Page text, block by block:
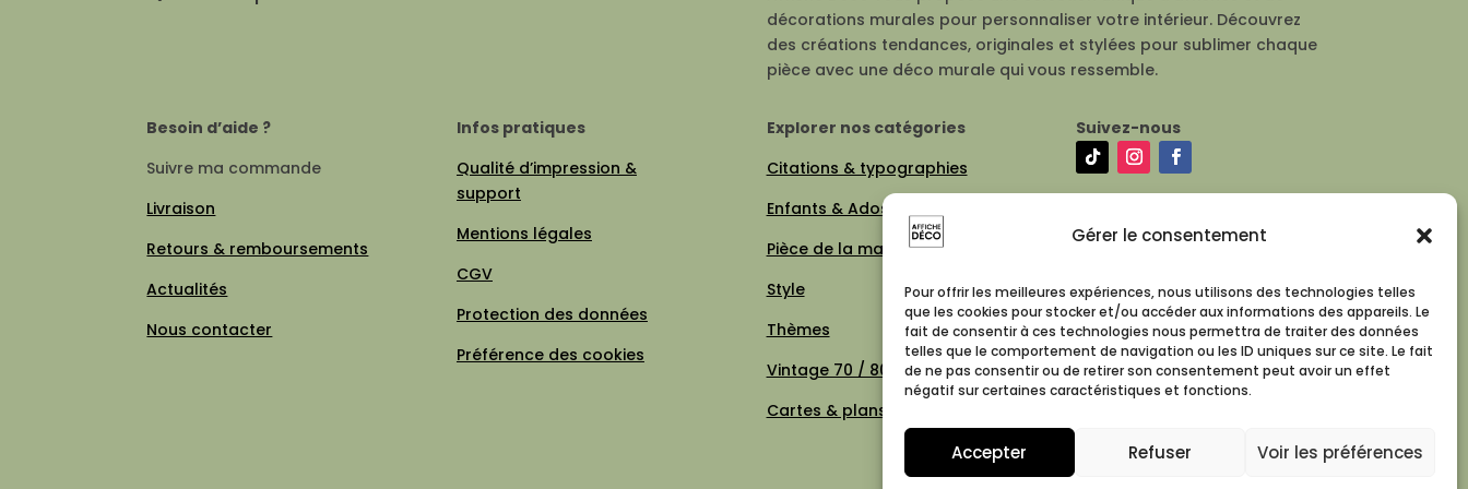
Gérer le consentement
Pour offrir les meilleures expériences, nous utilisons des technologies telles
que les cookies pour stocker et/ou accéder aux informations des appareils. Le
fait de consentir à ces technologies nous permettra de traiter des données
telles que le comportement de navigation ou les ID uniques sur ce site. Le fait
de ne pas consentir ou de retirer son consentement peut avoir un effet
négatif sur certaines caractéristiques et fonctions.
Accepter Refuser Voir les préférences
décorations murales pour personnaliser votre intérieur. Découvrez
des créations tendances, originales et stylées pour sublimer chaque
pièce avec une déco murale qui vous ressemble.
Besoin d’aide ?
Suivre ma commande
Livraison
Retours & remboursements
Actualités
Nous contacter
Infos pratiques
Qualité d’impression &
support
Mentions légales
CGV
Protection des données
Préférence des cookies
Explorer nos catégories
Citations & typographies
Enfants & Ados
Pièce de la maison
Style
Thèmes
Vintage 70 / 80
Cartes & plans de villes
Suivez-nous